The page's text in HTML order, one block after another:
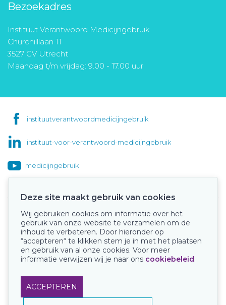
Bezoekadres
Instituut Verantwoord Medicijngebruik
Churchilllaan 11
3527 GV Utrecht
Maandag t/m vrijdag: 9.00 - 17.00 uur
instituutverantwoordmedicijngebruik
instituut-voor-verantwoord-medicijngebruik
medicijngebruik
Onze keurmerken
Deze site maakt gebruik van cookies
Wij gebruiken cookies om informatie over het
gebruik van onze website te verzamelen om de
inhoud te verbeteren. Door hieronder op
“accepteren“ te klikken stem je in met het plaatsen
en gebruik van al onze cookies. Voor meer
informatie verwijzen wij je naar ons cookiebeleid.
ACCEPTEREN